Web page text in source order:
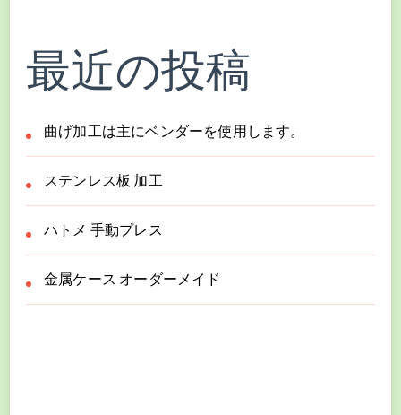
最近の投稿
曲げ加工は主にベンダーを使用します。
ステンレス板 加工
ハトメ 手動プレス
金属ケース オーダーメイド